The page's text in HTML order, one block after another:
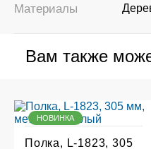
Материалы
Вам также
НОВИНКА
Полка, L-1823, 305